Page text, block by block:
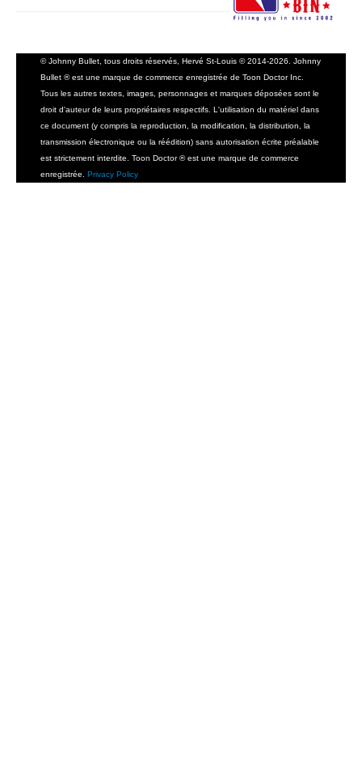
© Johnny Bullet, tous droits réservés, Hervé St-Louis © 2014-2026. Johnny
Bullet ® est une marque de commerce enregistrée de Toon Doctor Inc.
Tous les autres textes, images, personnages et marques déposées sont le
droit d'auteur de leurs propriétaires respectifs. L'utilisation du matériel dans
ce document (y compris la reproduction, la modification, la distribution, la
transmission électronique ou la réédition) sans autorisation écrite préalable
est strictement interdite. Toon Doctor ® est une marque de commerce
enregistrée. Privacy Policy